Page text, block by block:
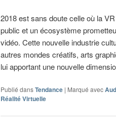
2018 est sans doute celle où la
public et un écosystème
vidéo. Cette nouvelle industrie
autres mondes créatifs, arts
lui apportant une nouvelle
Publié dansTendance | Marqué avec
Réalité Virtuelle